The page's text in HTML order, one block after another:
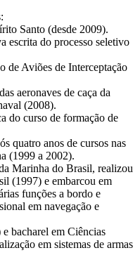
Santo (desde 2009).
escrita do processo seletivo
de Aviões de Interceptação
aeronaves de caça da
(2008).
do curso de formação de
quatro anos de cursos nas
(1999 a 2002).
Marinha do Brasil, realizou
(1997) e embarcou em
funções a bordo e
em navegação e
bacharel em Ciências
em sistemas de armas